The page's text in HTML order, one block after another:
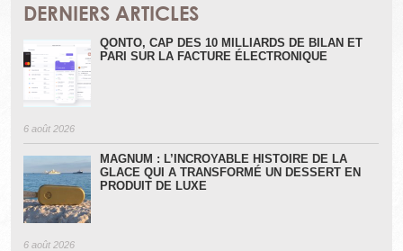
DERNIERS ARTICLES
QONTO, CAP DES 10 MILLIARDS DE BILAN ET
PARI SUR LA FACTURE ÉLECTRONIQUE
6 août 2026
MAGNUM : L’INCROYABLE HISTOIRE DE LA
GLACE QUI A TRANSFORMÉ UN DESSERT EN
PRODUIT DE LUXE
6 août 2026